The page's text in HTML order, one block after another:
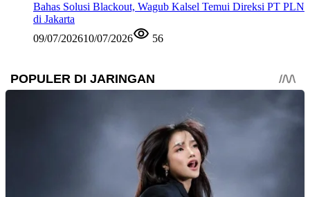
Bahas Solusi Blackout, Wagub Kalsel Temui Direksi PT PLN
di Jakarta
09/07/202610/07/2026 56